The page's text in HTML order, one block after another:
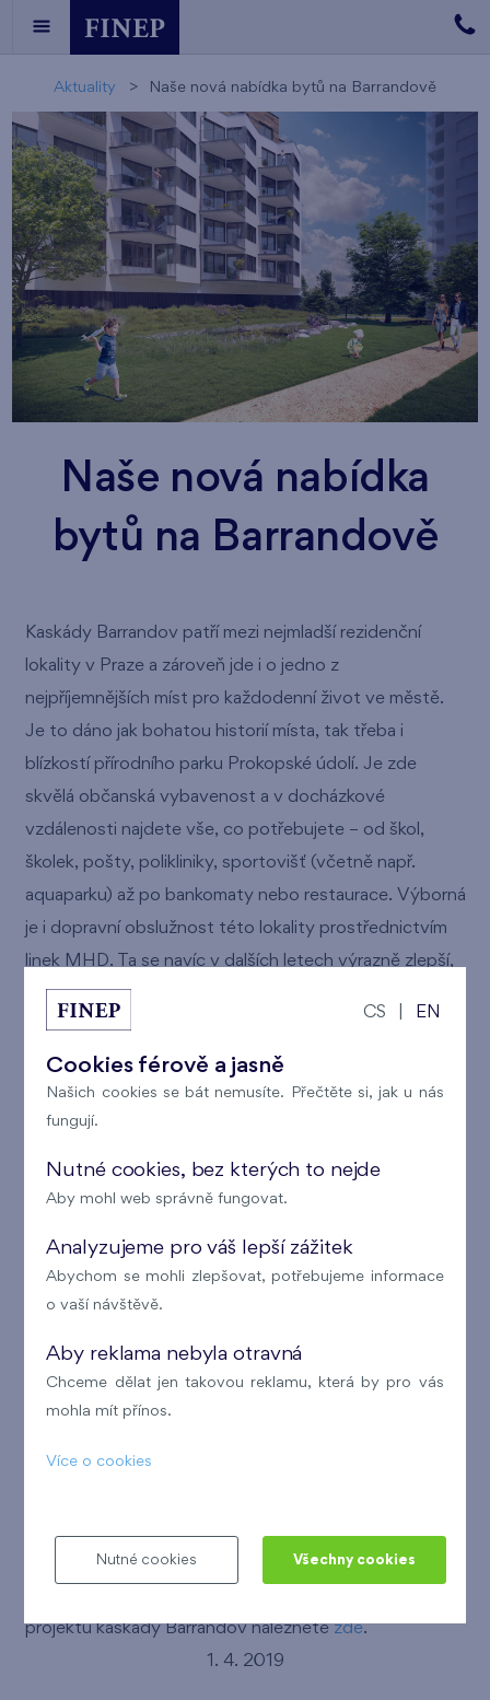
Aktuality Naše nová nabídka bytů na Barrandově
Naše nová nabídka
bytů na Barrandově
Kaskády Barrandov patří mezi nejmladší rezidenční
lokality v Praze a zároveň jde i o jedno z
nejpříjemnějších míst pro každodenní život ve městě.
Je to dáno jak bohatou historií místa, tak třeba i
blízkostí přírodního parku Prokopské údolí. Je zde
skvělá občanská vybavenost a v docházkové
vzdálenosti najdete vše, co potřebujete – od škol,
školek, pošty, polikliniky, sportovišť (včetně např.
aquaparku) až po bankomaty nebo restaurace. Výborná
je i dopravní obslužnost této lokality prostřednictvím
linek MHD. Ta se navíc v dalších letech výrazně zlepší,
protože je zde v plánu protažení tramvajové trati do
Slivence. Bezproblémové je i dopravní napojení na
pražský okruh.
My v této lokalitě se začátkem dubna 2019 startujeme
opět jde o mix nabídky dvou forem vlastnictví bytu.
Zájemci si mohou vybrat svůj domov z nabídky bytů v
Nově prodávané domy navazují na námi již
jednotný architektonický koncept moderní městské
po rodinné 4+kk a všechny byty mají balkon, lodžii
projektu kaskády Barrandov naleznetezde.
1. 4. 2019
CS EN
Cookies férově a jasně
Našich cookies se bát nemusíte. Přečtěte si, jak u nás
fungují.
Nutné cookies, bez kterých to nejde
Aby mohl web správně fungovat.
Analyzujeme pro váš lepší zážitek
Abychom se mohli zlepšovat, potřebujeme informace
o vaší návštěvě.
Aby reklama nebyla otravná
Chceme dělat jen takovou reklamu, která by pro vás
mohla mít přínos.
Více o cookies
Nutné cookies Všechny cookies